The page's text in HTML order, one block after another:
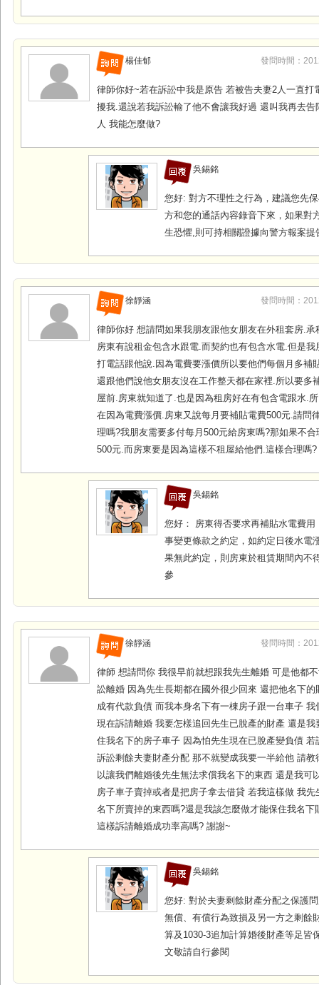
楊佳郁 發問時間：
律師你好~若在訴訟中我是原告 若被告夫妻2人一直打
擾我.還說若我訴訟輸了他不會讓我好過 還叫我再去告
人 我能怎麼做?
吳錫銘
您好: 對方不理性之行為，建議您先
方和您的通話內容錄音下來，如果對
生恐懼,則可持相關證據向警方報案提
徐靜涵 發問時間：
律師你好 想請問如果我朋友跟他女朋友在外租套房.承
房東有說租金包含水跟電.而契約也有包含水電.但是我
打電話跟他說.因為電費要漲價所以要他們每個月多補
還跟他們說他女朋友沒在工作整天都在家裡.所以要多
屋前.房東就知道了.也是因為租房好在有包含電跟水.
在因為電費漲價.房東又說每月要補貼電費500元.請問
理嗎?我朋友需要多付每月500元給房東嗎?那如果不
500元.而房東要是因為這樣不租屋給他們.這樣合理嗎?
吳錫銘
您好： 房東得否要求再補貼水電費
事變更條款之約定，如約定日後水電
果無此約定，則房東於租賃期間內不
參
徐靜涵 發問時間：
律師 想請問你 我很早前就想跟我先生離婚 可是他都
訟離婚 因為先生長期都在國外很少回來 還把他名下的
成有代款負債 而我本身名下有一棟房子跟一台車子 我
現在訴請離婚 我要怎樣追回先生已脫產的財產 還是我
住我名下的房子車子 因為怕先生現在已脫產變負債 若
訴訟剩餘夫妻財產分配 那不就變成我要一半給他 請教
以讓我們離婚後先生無法求償我名下的東西 還是我可
房子車子賣掉或者是把房子拿去借貸 若我這樣做 我先
名下所賣掉的東西嗎?還是我該怎麼做才能保住我名下
這樣訴請離婚成功率高嗎? 謝謝~
吳錫銘
您好: 對於夫妻剩餘財產分配之保護
無償、有償行為致損及另一方之剩餘
算及1030-3追加計算婚後財產等足皆
文敬請自行參閱